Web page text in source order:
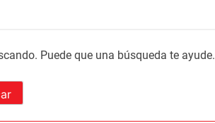
Puede que una búsqueda te ayude.